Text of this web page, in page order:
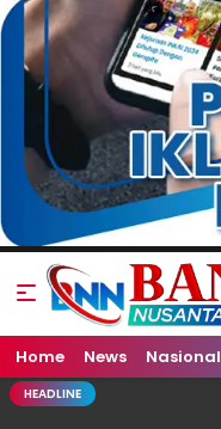
Banua Nusantara News
Home News Nasional
HEADLINE